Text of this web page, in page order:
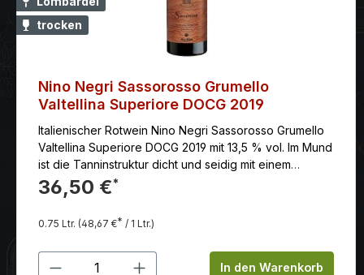
trocken
Nino Negri Sassorosso Grumello
Valtellina Superiore DOCG 2019
Italienischer Rotwein Nino Negri Sassorosso Grumello
Valtellina Superiore DOCG 2019 mit 13,5 % vol. Im Mund
ist die Tanninstruktur dicht und seidig mit einem
herzhaften Auftakt und einem langen Abgang. Ein Wein
mit großer Vertikalität und Verfeinerungspotenzial.
36,50 €*
0.75 Ltr. (48,67 €* / 1 Ltr.)
Produkt Anzahl: Gib denIn den Warenkorb